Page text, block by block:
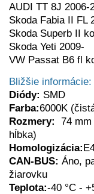
AUDI TT 8J 2006-
Skoda Fabia II FL
Skoda Superb II
Skoda Yeti 2009-
VW Passat B6 fl
Bližšie informácie:
Diódy: SMD
Farba:6000K
Rozmery:
74
hĺbka)
Homologizácia:
CAN-BUS: Áno,
žiarovku
Teplota:-40 °C -